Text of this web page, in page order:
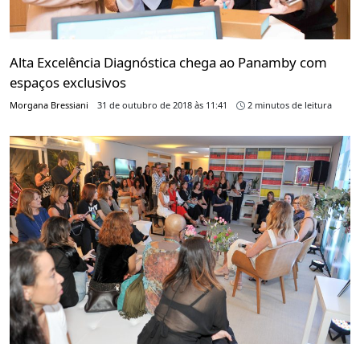
Alta Excelência Diagnóstica chega ao Panamby com
espaços exclusivos
Morgana Bressiani 31 de outubro de 2018 às 11:41 2 minutos de leitura